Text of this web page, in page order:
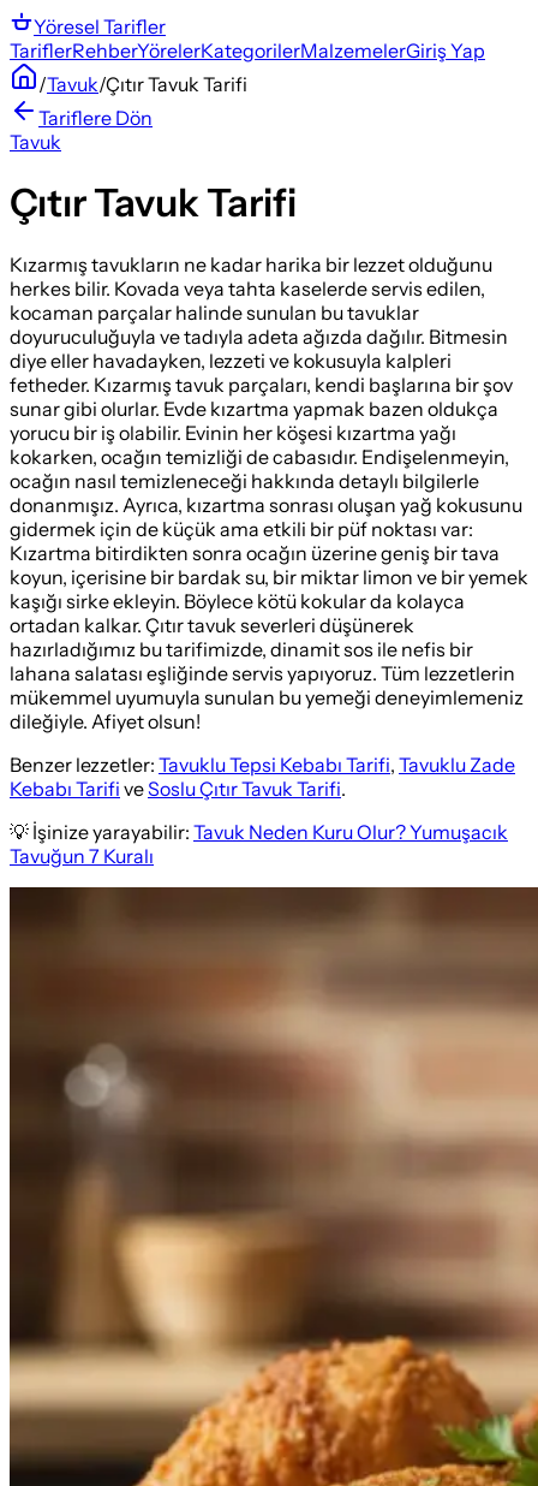
Yöresel Tarifler
TariflerRehberYörelerKategorilerMalzemelerGiriş Yap
/Tavuk/Çıtır Tavuk Tarifi
Tariflere Dön
Tavuk
Çıtır Tavuk Tarifi
Kızarmış tavukların ne kadar harika bir lezzet olduğunu
herkes bilir. Kovada veya tahta kaselerde servis edilen,
kocaman parçalar halinde sunulan bu tavuklar
doyuruculuğuyla ve tadıyla adeta ağızda dağılır. Bitmesin
diye eller havadayken, lezzeti ve kokusuyla kalpleri
fetheder. Kızarmış tavuk parçaları, kendi başlarına bir şov
sunar gibi olurlar. Evde kızartma yapmak bazen oldukça
yorucu bir iş olabilir. Evinin her köşesi kızartma yağı
kokarken, ocağın temizliği de cabasıdır. Endişelenmeyin,
ocağın nasıl temizleneceği hakkında detaylı bilgilerle
donanmışız. Ayrıca, kızartma sonrası oluşan yağ kokusunu
gidermek için de küçük ama etkili bir püf noktası var:
Kızartma bitirdikten sonra ocağın üzerine geniş bir tava
koyun, içerisine bir bardak su, bir miktar limon ve bir yemek
kaşığı sirke ekleyin. Böylece kötü kokular da kolayca
ortadan kalkar. Çıtır tavuk severleri düşünerek
hazırladığımız bu tarifimizde, dinamit sos ile nefis bir
lahana salatası eşliğinde servis yapıyoruz. Tüm lezzetlerin
mükemmel uyumuyla sunulan bu yemeği deneyimlemeniz
dileğiyle. Afiyet olsun!
Benzer lezzetler: Tavuklu Tepsi Kebabı Tarifi, Tavuklu Zade
Kebabı Tarifi veSoslu Çıtır Tavuk Tarifi.
💡 İşinize yarayabilir: Tavuk Neden Kuru Olur? Yumuşacık
Tavuğun 7 Kuralı